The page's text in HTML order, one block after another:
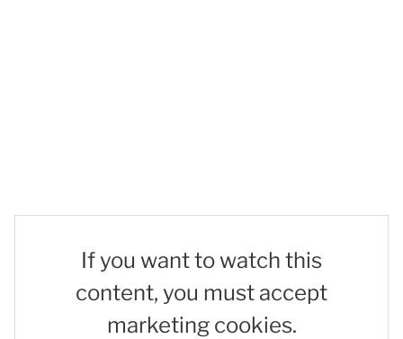
If you want to watch this
content, you must accept
marketing cookies.